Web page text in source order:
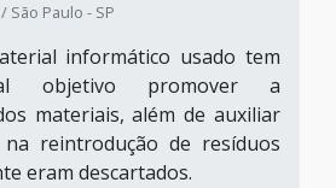
/ São Paulo - SP
informático usado tem
objetivo promover a
materiais, além de auxiliar
reintrodução de resíduos
eram descartados.